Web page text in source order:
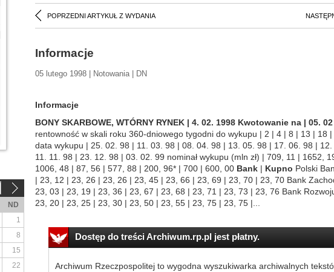
POPRZEDNI ARTYKUŁ Z WYDANIA
Informacje
05 lutego 1998 | Notowania | DN
Informacje
BONY SKARBOWE, WTÓRNY RYNEK | 4. 02. 1998 Kwotowanie na | 05. 02
rentowność w skali roku 360-dniowego tygodni do wykupu | 2 | 4 | 8 | 13 | 18
data wykupu | 25. 02. 98 | 11. 03. 98 | 08. 04. 98 | 13. 05. 98 | 17. 06. 98 |
11. 11. 98 | 23. 12. 98 | 03. 02. 99 nominał wykupu (mln zł) | 709, 11 | 1652,
1006, 48 | 87, 56 | 577, 88 | 200, 96* | 700 | 600, 00 Bank | Kupno Polski
| 23, 12 | 23, 26 | 23, 26 | 23, 45 | 23, 66 | 23, 69 | 23, 70 | 23, 70 Bank
23, 03 | 23, 19 | 23, 36 | 23, 67 | 23, 68 | 23, 71 | 23, 73 | 23, 76 Bank
23, 20 | 23, 25 | 23, 30 | 23, 50 | 23, 55 | 23, 75 | 23, 75 |...
Dostęp do treści Archiwum.rp.pl jest płatny.
Archiwum Rzeczpospolitej to wygodna wyszukiwarka archiwalnych
ND
1
8
15
22